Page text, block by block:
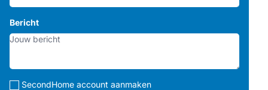
Bericht
SecondHome account aanmaken